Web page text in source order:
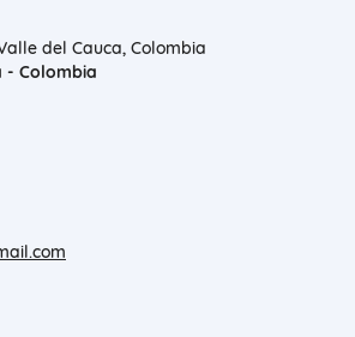
del Cauca, Colombia
- Colombia